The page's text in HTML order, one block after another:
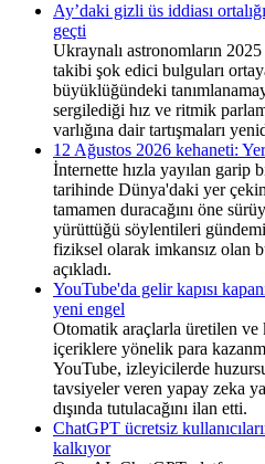
Ay’daki gizli üs iddiası
geçti
Ukraynalı astronomların
takibi şok edici bulguları
büyüklüğündeki
sergilediği hız ve ritmik
varlığına dair tartışmaları
12 Ağustos 2026 kehaneti:
İnternette hızla yayılan garip
tarihinde Dünya'daki yer
tamamen duracağını öne
yürüttüğü söylentileri
fiziksel olarak imkansız olan
açıkladı.
YouTube'da gelir kapısı
yeni engel
Otomatik araçlarla üretilen ve
içeriklere yönelik para
YouTube, izleyicilerde
tavsiyeler veren yapay zeka
dışında tutulacağını ilan etti.
ChatGPT ücretsiz
kalkıyor